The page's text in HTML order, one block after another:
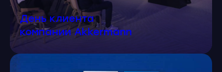
День клиента
компании Akkermann